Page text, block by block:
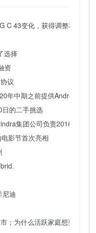
C 43变化，获得调整和数字
选择
资
议
年中期之前提供Android Auto
的二手挑选
集团公司负责2016道琼斯
影节首次亮相
迪
；为什么活跃家庭想要一个